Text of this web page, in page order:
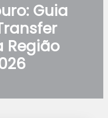
Guia
Região